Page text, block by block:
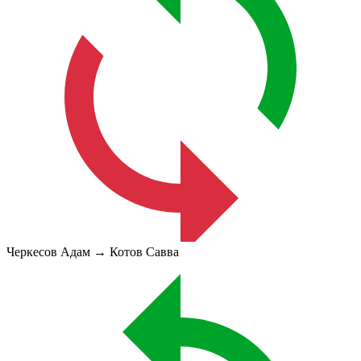
Черкесов Адам → Котов Савва